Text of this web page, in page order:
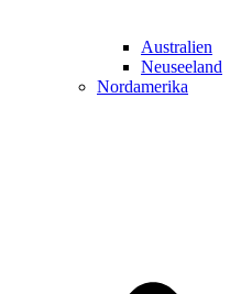
Australien
Neuseeland
Nordamerika